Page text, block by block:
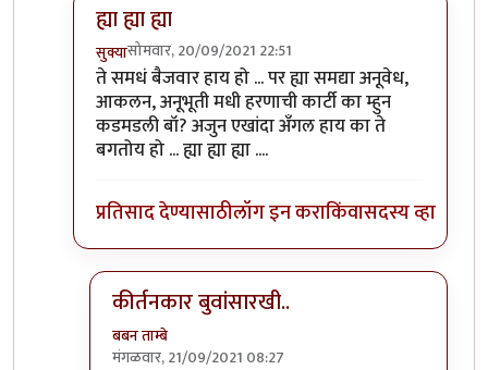
ह्या ह्या ह्या
सुक्यासोमवार, 20/09/2021 22:51
In reply toलेखाचं उद्दीश्ट:byबबन ताम्बे
ते समधं बैजवार हाय हो ... पर ह्या समद्या अनूवेध,
आकलन, अनूभूती मधी हरणाची कार्टी का म्हुन
कडमडली बॉ? अजुन एखांदा अँगल हाय का ते
बगतोय हो ... ह्या ह्या ह्या ....
प्रतिसाद देण्यासाठीलॉग इन कराकिंवासदस्य व्हा
कीर्तनकार बुवांसारखी..
बबन ताम्बे
मंगळवार, 21/09/2021 08:27